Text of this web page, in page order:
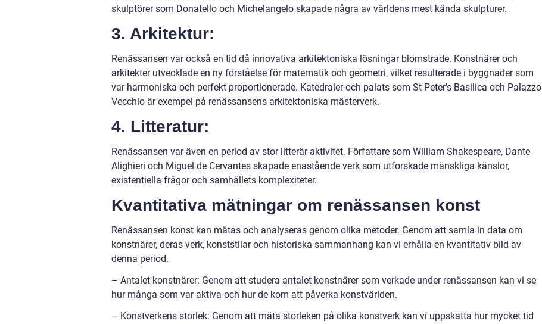
skulptörer som Donatello och Michelangelo skapade några av världens mest kända skulpturer.
3. Arkitektur:
Renässansen var också en tid då innovativa arkitektoniska lösningar blomstrade. Konstnärer och
arkitekter utvecklade en ny förståelse för matematik och geometri, vilket resulterade i byggnader som
var harmoniska och perfekt proportionerade. Katedraler och palats som St Peter’s Basilica och Palazzo
Vecchio är exempel på renässansens arkitektoniska mästerverk.
4. Litteratur:
Renässansen var även en period av stor litterär aktivitet. Författare som William Shakespeare, Dante
Alighieri och Miguel de Cervantes skapade enastående verk som utforskade mänskliga känslor,
existentiella frågor och samhällets komplexiteter.
Kvantitativa mätningar om renässansen konst
Renässansen konst kan mätas och analyseras genom olika metoder. Genom att samla in data om
konstnärer, deras verk, konststilar och historiska sammanhang kan vi erhålla en kvantitativ bild av
denna period.
– Antalet konstnärer: Genom att studera antalet konstnärer som verkade under renässansen kan vi se
hur många som var aktiva och hur de kom att påverka konstvärlden.
– Konstverkens storlek: Genom att mäta storleken på olika konstverk kan vi uppskatta hur mycket tid